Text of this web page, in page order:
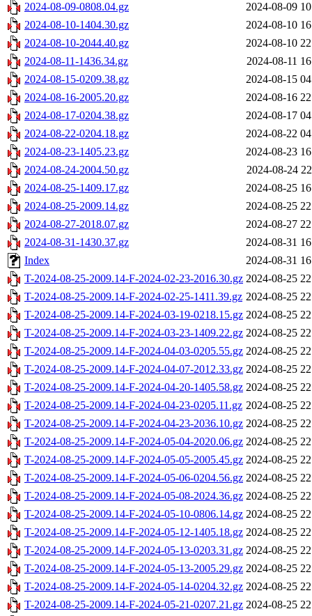
2024-08-09-0808.04.gz
2024-08-09
2024-08-10-1404.30.gz
2024-08-10
2024-08-10-2044.40.gz
2024-08-10
2024-08-11-1436.34.gz
2024-08-11
2024-08-15-0209.38.gz
2024-08-15
2024-08-16-2005.20.gz
2024-08-16
2024-08-17-0204.38.gz
2024-08-17
2024-08-22-0204.18.gz
2024-08-22
2024-08-23-1405.23.gz
2024-08-23
2024-08-24-2004.50.gz
2024-08-24
2024-08-25-1409.17.gz
2024-08-25
2024-08-25-2009.14.gz
2024-08-25
2024-08-27-2018.07.gz
2024-08-27
2024-08-31-1430.37.gz
2024-08-31
Index
2024-08-31
T-2024-08-25-2009.14-F-2024-02-23-2016.30.gz 2024-08-25
T-2024-08-25-2009.14-F-2024-02-25-1411.39.gz 2024-08-25
T-2024-08-25-2009.14-F-2024-03-19-0218.15.gz 2024-08-25
T-2024-08-25-2009.14-F-2024-03-23-1409.22.gz 2024-08-25
T-2024-08-25-2009.14-F-2024-04-03-0205.55.gz 2024-08-25
T-2024-08-25-2009.14-F-2024-04-07-2012.33.gz 2024-08-25
T-2024-08-25-2009.14-F-2024-04-20-1405.58.gz 2024-08-25
T-2024-08-25-2009.14-F-2024-04-23-0205.11.gz 2024-08-25
T-2024-08-25-2009.14-F-2024-04-23-2036.10.gz 2024-08-25
T-2024-08-25-2009.14-F-2024-05-04-2020.06.gz 2024-08-25
T-2024-08-25-2009.14-F-2024-05-05-2005.45.gz 2024-08-25
T-2024-08-25-2009.14-F-2024-05-06-0204.56.gz 2024-08-25
T-2024-08-25-2009.14-F-2024-05-08-2024.36.gz 2024-08-25
T-2024-08-25-2009.14-F-2024-05-10-0806.14.gz 2024-08-25
T-2024-08-25-2009.14-F-2024-05-12-1405.18.gz 2024-08-25
T-2024-08-25-2009.14-F-2024-05-13-0203.31.gz 2024-08-25
T-2024-08-25-2009.14-F-2024-05-13-2005.29.gz 2024-08-25
T-2024-08-25-2009.14-F-2024-05-14-0204.32.gz 2024-08-25
T-2024-08-25-2009.14-F-2024-05-21-0207.21.gz 2024-08-25